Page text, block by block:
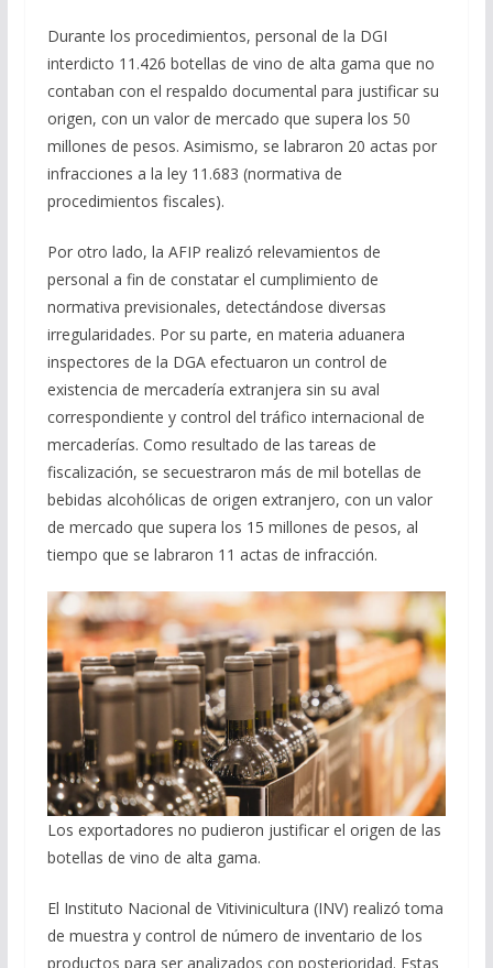
Durante los procedimientos, personal de la DGI
interdicto 11.426 botellas de vino de alta gama que no
contaban con el respaldo documental para justificar su
origen, con un valor de mercado que supera los 50
millones de pesos. Asimismo, se labraron 20 actas por
infracciones a la ley 11.683 (normativa de
procedimientos fiscales).
Por otro lado, la AFIP realizó relevamientos de
personal a fin de constatar el cumplimiento de
normativa previsionales, detectándose diversas
irregularidades. Por su parte, en materia aduanera
inspectores de la DGA efectuaron un control de
existencia de mercadería extranjera sin su aval
correspondiente y control del tráfico internacional de
mercaderías. Como resultado de las tareas de
fiscalización, se secuestraron más de mil botellas de
bebidas alcohólicas de origen extranjero, con un valor
de mercado que supera los 15 millones de pesos, al
tiempo que se labraron 11 actas de infracción.
Los exportadores no pudieron justificar el origen de las
botellas de vino de alta gama.
El Instituto Nacional de Vitivinicultura (INV) realizó toma
de muestra y control de número de inventario de los
productos para ser analizados con posterioridad. Estas